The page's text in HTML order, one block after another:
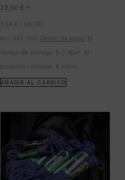
23,50 € **
2,94 €
METRO
incl. VAT
más Gastos de envío El
tiempo de entrega: 5-7 días*
El
producto contiene: 8 metro
AÑADIR AL CARRITO